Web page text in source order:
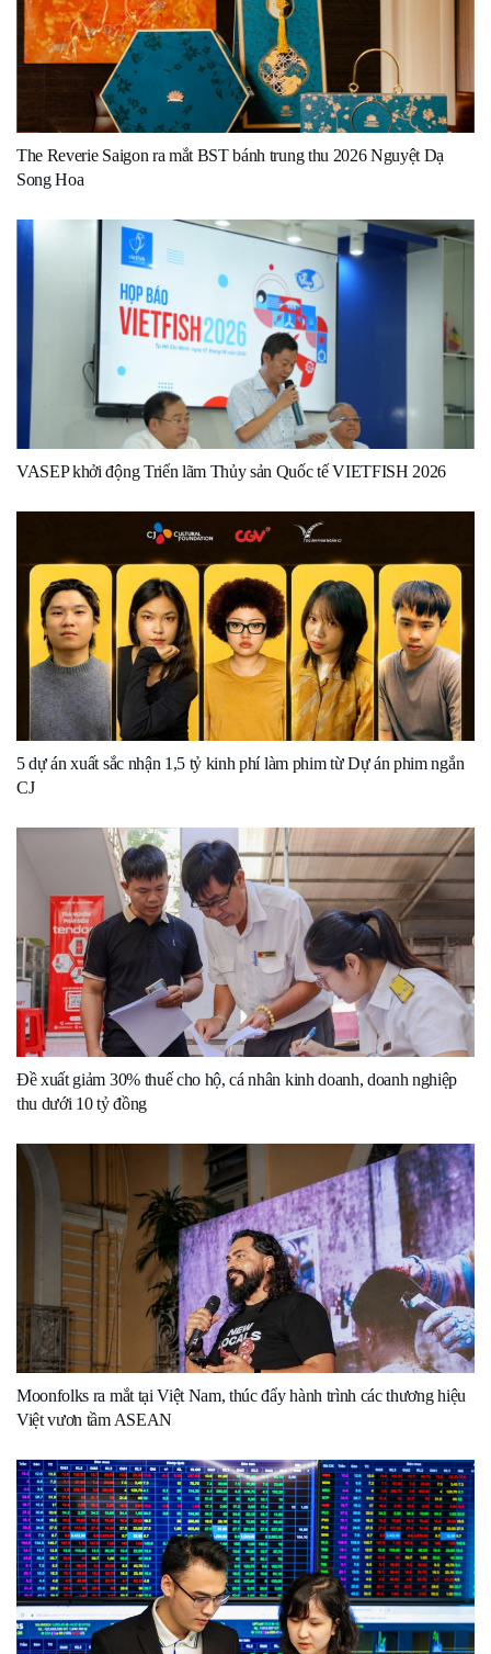
The Reverie Saigon ra mắt BST bánh trung thu 2026 Nguyệt Dạ
Song Hoa
VASEP khởi động Triển lãm Thủy sản Quốc tế VIETFISH 2026
5 dự án xuất sắc nhận 1,5 tỷ kinh phí làm phim từ Dự án phim ngắn
CJ
Đề xuất giảm 30% thuế cho hộ, cá nhân kinh doanh, doanh nghiệp
thu dưới 10 tỷ đồng
Moonfolks ra mắt tại Việt Nam, thúc đẩy hành trình các thương hiệu
Việt vươn tầm ASEAN